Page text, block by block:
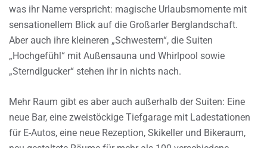
was ihr Name verspricht: magische Urlaubsmomente mit
sensationellem Blick auf die Großarler Berglandschaft.
Aber auch ihre kleineren „Schwestern“, die Suiten
„Hochgefühl“ mit Außensauna und Whirlpool sowie
„Sterndlgucker“ stehen ihr in nichts nach.
Mehr Raum gibt es aber auch außerhalb der Suiten: Eine
neue Bar, eine zweistöckige Tiefgarage mit Ladestationen
für E-Autos, eine neue Rezeption, Skikeller und Bikeraum,